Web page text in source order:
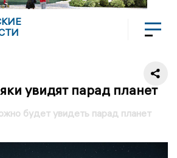
увидят парад планет
будет увидеть парад планет